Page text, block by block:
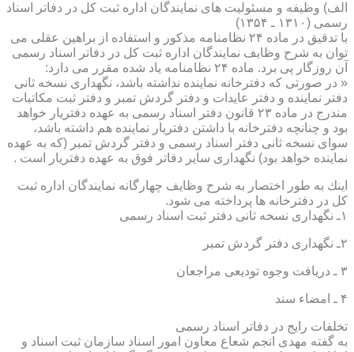
الف) وظیفه و مسئولیت های نمایندگان اداره ثبت كل در دفاتر اسناد
رسمی (۱۳۱۰ ـ ۱۳۵۴)
با تدقیق در ماده ۲۴ نظامنامه مذكور و استفاده از براهین عقلی می
توان به شرح وظایف نمایندگان اداره ثبت كل در دفاتر اسناد رسمی
آن روزگار پی برد. ماده ۲۴ نظامنامه یاد شده مقرر می دارد:
« در صورتی كه دفترخانه نماینده نداشته باشد، نگهداری نسخه ثانی
دفتر نماینده و دفتر عایدات و دفتر گردش تمبر و دفتر ثبت مكاتبات
مندرج در ماده ۲۳ قانون دفتر اسناد رسمی به عهده دفتریار خواهد
بود و چنانچه دفترخانه با داشتن دفتریار نماینده هم داشته باشد،
سوای نسخه ثانی دفتر اسناد رسمی و دفتر گردش تمبر (كه به عهده
نماینده خواهد بود) نگهداری سایر دفاتر فوق به عهده دفتریار است .
اینك به طور اختصار به شرح وظایف چهارگانه نمایندگان اداره ثبت
كل در دفترخانه ها پرداخته می شود.
۱ـ نگهداری نسخه ثانی دفتر ثبت اسناد رسمی
۲ـ نگهداری دفتر گردش تمبر
۳ ـ دریافت وجوه تودیعی مراجعان
۴ ـ امضاء سند
تخلفات رایج در دفاتر اسناد رسمی
به گفته مهدی انجم شعاع معاون امور اسناد سازمان ثبت اسناد و